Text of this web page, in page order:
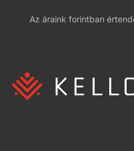
Az áraink forintban